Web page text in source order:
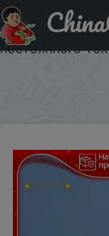
Придбати по
вентиляторы
постоянного